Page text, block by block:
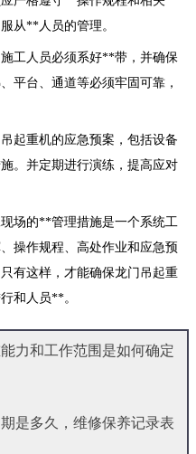
从**人员的管理。
工人员必须系好**带，并确保
平台、通道等必须牢固可靠，
起重机的应急预案，包括设备
。并定期进行演练，提高应对
场的**管理措施是一个系统工
操作规程、高处作业和应急预
有这样，才能确保龙门吊起重
和人员**。
力和工作范围是如何确定
是多久，维修保养记录表